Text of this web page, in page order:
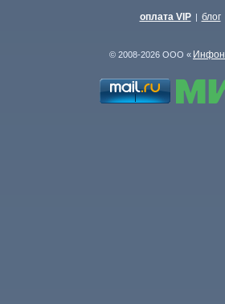
оплата VIP | блог
© 2008-2026 ООО « Инфон